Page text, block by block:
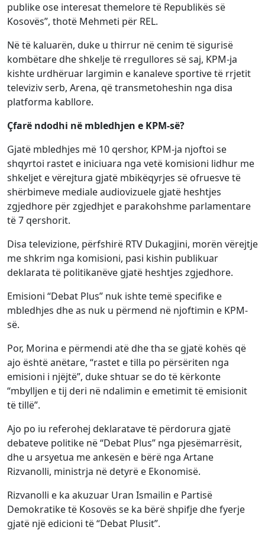
publike ose interesat themelore të Republikës së
Kosovës”, thotë Mehmeti për REL.
Në të kaluarën, duke u thirrur në cenim të sigurisë
kombëtare dhe shkelje të rregullores së saj, KPM-ja
kishte urdhëruar largimin e kanaleve sportive të rrjetit
televiziv serb, Arena, që transmetoheshin nga disa
platforma kabllore.
Çfarë ndodhi në mbledhjen e KPM-së?
Gjatë mbledhjes më 10 qershor, KPM-ja njoftoi se
shqyrtoi rastet e iniciuara nga vetë komisioni lidhur me
shkeljet e vërejtura gjatë mbikëqyrjes së ofruesve të
shërbimeve mediale audiovizuele gjatë heshtjes
zgjedhore për zgjedhjet e parakohshme parlamentare
të 7 qershorit.
Disa televizione, përfshirë RTV Dukagjini, morën vërejtje
me shkrim nga komisioni, pasi kishin publikuar
deklarata të politikanëve gjatë heshtjes zgjedhore.
Emisioni “Debat Plus” nuk ishte temë specifike e
mbledhjes dhe as nuk u përmend në njoftimin e KPM-
së.
Por, Morina e përmendi atë dhe tha se gjatë kohës që
ajo është anëtare, “rastet e tilla po përsëriten nga
emisioni i njëjtë”, duke shtuar se do të kërkonte
“mbylljen e tij deri në ndalimin e emetimit të emisionit
të tillë”.
Ajo po iu referohej deklaratave të përdorura gjatë
debateve politike në “Debat Plus” nga pjesëmarrësit,
dhe u arsyetua me ankesën e bërë nga Artane
Rizvanolli, ministrja në detyrë e Ekonomisë.
Rizvanolli e ka akuzuar Uran Ismailin e Partisë
Demokratike të Kosovës se ka bërë shpifje dhe fyerje
gjatë një edicioni të “Debat Plusit”.